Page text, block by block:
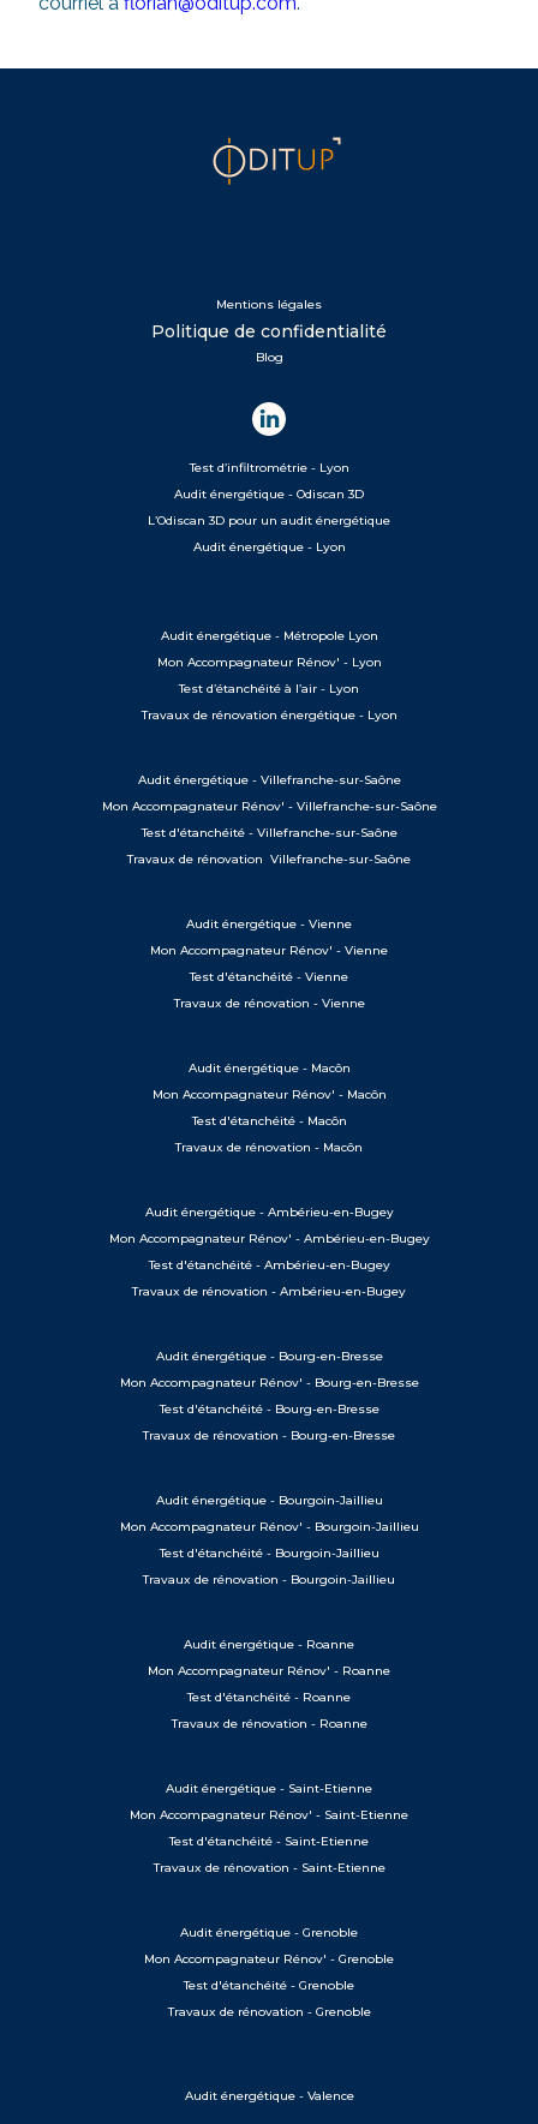
Mentions légales
Politique de confidentialité
Blog
Test d’infiltrométrie - Lyon
Audit énergétique - Odiscan 3D
L’Odiscan 3D pour un audit énergétique
Audit énergétique - Lyon
Audit énergétique - Métropole Lyon
Mon Accompagnateur Rénov' - Lyon
Test d’étanchéité à l’air - Lyon
Travaux de rénovation énergétique - Lyon
Audit énergétique - Villefranche-sur-Saône
Mon Accompagnateur Rénov' - Villefranche-sur-Saône
Test d'étanchéité - Villefranche-sur-Saône
Travaux de rénovation Villefranche-sur-Saône
Audit énergétique - Vienne
Mon Accompagnateur Rénov' - Vienne
Test d'étanchéité - Vienne
Travaux de rénovation - Vienne
Audit énergétique - Macôn
Mon Accompagnateur Rénov' - Macôn
Test d'étanchéité - Macôn
Travaux de rénovation - Macôn
Audit énergétique - Ambérieu-en-Bugey
Mon Accompagnateur Rénov' - Ambérieu-en-Bugey
Test d'étanchéité - Ambérieu-en-Bugey
Travaux de rénovation - Ambérieu-en-Bugey
Audit énergétique - Bourg-en-Bresse
Mon Accompagnateur Rénov' - Bourg-en-Bresse
Test d'étanchéité - Bourg-en-Bresse
Travaux de rénovation - Bourg-en-Bresse
Audit énergétique - Bourgoin-Jaillieu
Mon Accompagnateur Rénov' - Bourgoin-Jaillieu
Test d'étanchéité - Bourgoin-Jaillieu
Travaux de rénovation - Bourgoin-Jaillieu
Audit énergétique - Roanne
Mon Accompagnateur Rénov' - Roanne
Test d'étanchéité - Roanne
Travaux de rénovation - Roanne
Audit énergétique - Saint-Etienne
Mon Accompagnateur Rénov' - Saint-Etienne
Test d'étanchéité - Saint-Etienne
Travaux de rénovation - Saint-Etienne
Audit énergétique - Grenoble
Mon Accompagnateur Rénov' - Grenoble
Test d'étanchéité - Grenoble
Travaux de rénovation - Grenoble
Audit énergétique - Valence